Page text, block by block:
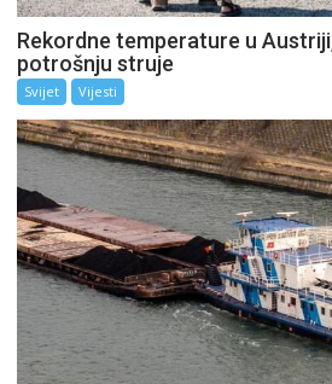
Rekordne temperature u
potrošnju struje
Svijet Vijesti